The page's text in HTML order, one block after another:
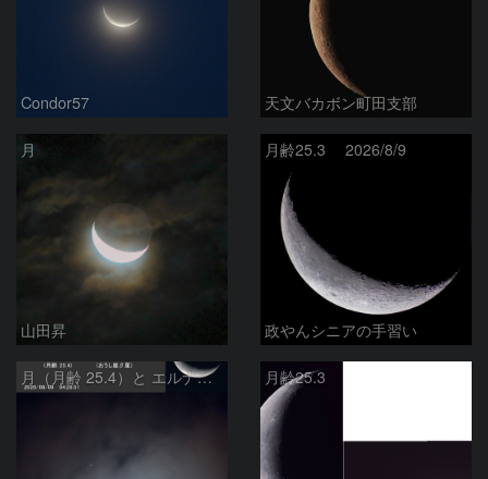
Condor57 天文バカボン町田支部
月
山田昇
月齢25.3 2026/8/9
政やんシニアの手習い
月（月齢 25.4）と エルナト（おうし座β星） 月齢25.3